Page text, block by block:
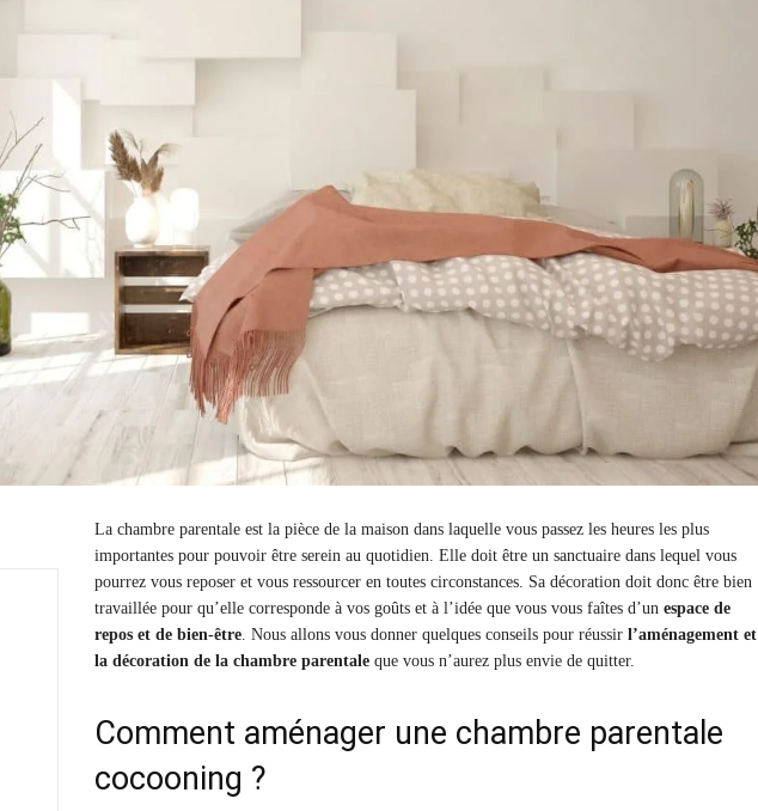
La chambre parentale est la pièce de la maison dans laquelle vous passez les heures les plus
importantes pour pouvoir être serein au quotidien. Elle doit être un sanctuaire dans lequel vous
pourrez vous reposer et vous ressourcer en toutes circonstances. Sa décoration doit donc être bien
travaillée pour qu’elle corresponde à vos goûts et à l’idée que vous vous faîtes d’un espace de
repos et de bien-être. Nous allons vous donner quelques conseils pour réussir l’aménagement et
la décoration de la chambre parentaleque vous n’aurez plus envie de quitter.
Comment aménager une chambre parentale
cocooning ?